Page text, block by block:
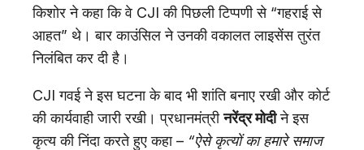
किशोर ने कहा कि वे CJI की पिछली टिप्पणी से “गहराई से
आहत” थे। बार काउंसिल ने उनकी वकालत लाइसेंस तुरंत
निलंबित कर दी है।
CJI गवई ने इस घटना के बाद भी शांति बनाए रखी और कोर्ट
की कार्यवाही जारी रखी। प्रधानमंत्रीनरेंद्र मोदीने इस
कृत्य की निंदा करते हुए कहा – “ऐसे कृत्यों का हमारे समाज